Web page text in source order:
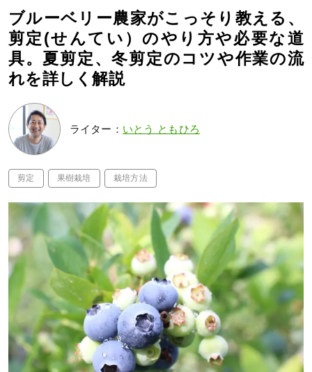
ブルーベリー農家がこっそり教える、
剪定(せんてい）のやり方や必要な道
具。夏剪定、冬剪定のコツや作業の流
れを詳しく解説
ライター： いとう ともひろ
剪定 果樹栽培 栽培方法